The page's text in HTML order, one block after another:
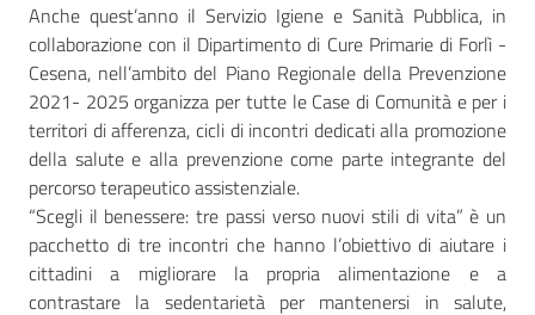
Anche quest’anno il Servizio Igiene e Sanità Pubblica, in
collaborazione con il Dipartimento di Cure Primarie di Forlì -
Cesena, nell’ambito del Piano Regionale della Prevenzione
2021- 2025 organizza per tutte le Case di Comunità e per i
territori di afferenza, cicli di incontri dedicati alla promozione
della salute e alla prevenzione come parte integrante del
percorso terapeutico assistenziale.
“Scegli il benessere: tre passi verso nuovi stili di vita” è un
pacchetto di tre incontri che hanno l’obiettivo di aiutare i
cittadini a migliorare la propria alimentazione e a
contrastare la sedentarietà per mantenersi in salute,